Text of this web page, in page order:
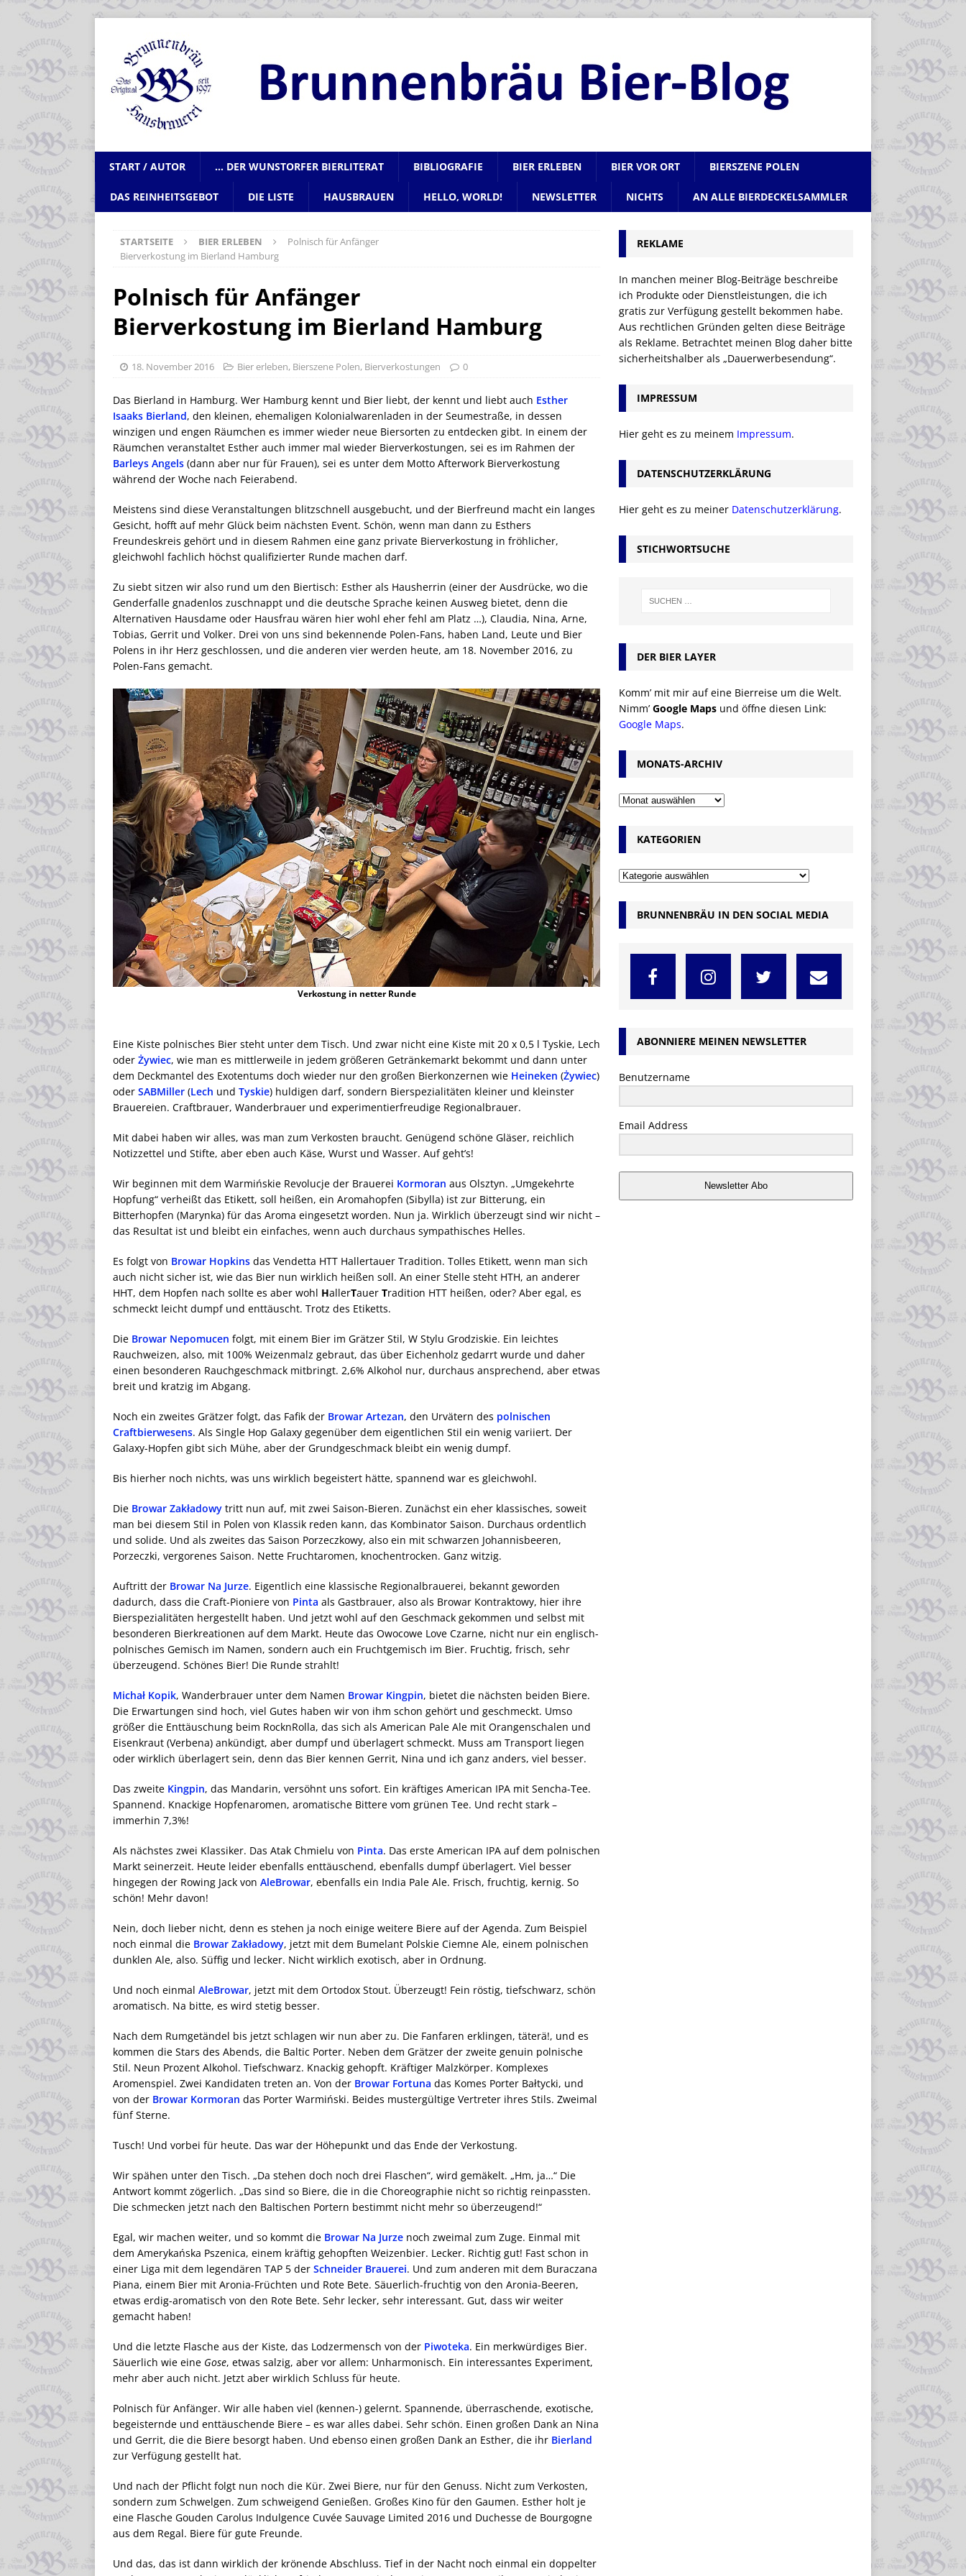
START / AUTOR … DER WUNSTORFER BIERLITERAT BIBLIOGRAFIE BIER ERLEBEN BIER VOR ORT BIERSZENE POLEN
DAS REINHEITSGEBOT DIE LISTE HAUSBRAUEN HELLO, WORLD! NEWSLETTER NICHTS AN ALLE BIERDECKELSAMMLER
STARTSEITE BIER ERLEBEN
Polnisch für Anfänger
Bierverkostung im Bierland Hamburg
Polnisch für Anfänger
Bierverkostung im Bierland Hamburg
18. November 2016 Bier erleben, Bierszene Polen, Bierverkostungen 0
Das Bierland in Hamburg. Wer Hamburg kennt und Bier liebt, der kennt und liebt auch Esther
Isaaks Bierland, den kleinen, ehemaligen Kolonialwarenladen in der Seumestraße, in dessen
winzigen und engen Räumchen es immer wieder neue Biersorten zu entdecken gibt. In einem der
Räumchen veranstaltet Esther auch immer mal wieder Bierverkostungen, sei es im Rahmen der
Barleys Angels (dann aber nur für Frauen), sei es unter dem Motto Afterwork Bierverkostung
während der Woche nach Feierabend.
Meistens sind diese Veranstaltungen blitzschnell ausgebucht, und der Bierfreund macht ein langes
Gesicht, hofft auf mehr Glück beim nächsten Event. Schön, wenn man dann zu Esthers
Freundeskreis gehört und in diesem Rahmen eine ganz private Bierverkostung in fröhlicher,
gleichwohl fachlich höchst qualifizierter Runde machen darf.
Zu siebt sitzen wir also rund um den Biertisch: Esther als Hausherrin (einer der Ausdrücke, wo die
Genderfalle gnadenlos zuschnappt und die deutsche Sprache keinen Ausweg bietet, denn die
Alternativen Hausdame oder Hausfrau wären hier wohl eher fehl am Platz …), Claudia, Nina, Arne,
Tobias, Gerrit und Volker. Drei von uns sind bekennende Polen-Fans, haben Land, Leute und Bier
Polens in ihr Herz geschlossen, und die anderen vier werden heute, am 18. November 2016, zu
Polen-Fans gemacht.
Verkostung in netter Runde
Eine Kiste polnisches Bier steht unter dem Tisch. Und zwar nicht eine Kiste mit 20 x 0,5 l Tyskie, Lech
oder Żywiec, wie man es mittlerweile in jedem größeren Getränkemarkt bekommt und dann unter
dem Deckmantel des Exotentums doch wieder nur den großen Bierkonzernen wie Heineken (Żywiec)
oder SABMiller (Lech und Tyskie) huldigen darf, sondern Bierspezialitäten kleiner und kleinster
Brauereien. Craftbrauer, Wanderbrauer und experimentierfreudige Regionalbrauer.
Mit dabei haben wir alles, was man zum Verkosten braucht. Genügend schöne Gläser, reichlich
Notizzettel und Stifte, aber eben auch Käse, Wurst und Wasser. Auf geht’s!
Wir beginnen mit dem Warmińskie Revolucje der Brauerei Kormoran aus Olsztyn. „Umgekehrte
Hopfung“ verheißt das Etikett, soll heißen, ein Aromahopfen (Sibylla) ist zur Bitterung, ein
Bitterhopfen (Marynka) für das Aroma eingesetzt worden. Nun ja. Wirklich überzeugt sind wir nicht –
das Resultat ist und bleibt ein einfaches, wenn auch durchaus sympathisches Helles.
Es folgt von Browar Hopkins das Vendetta HTT Hallertauer Tradition. Tolles Etikett, wenn man sich
auch nicht sicher ist, wie das Bier nun wirklich heißen soll. An einer Stelle steht HTH, an anderer
HHT, dem Hopfen nach sollte es aber wohl HallerTauer Tradition HTT heißen, oder? Aber egal, es
schmeckt leicht dumpf und enttäuscht. Trotz des Etiketts.
Die Browar Nepomucen folgt, mit einem Bier im Grätzer Stil, W Stylu Grodziskie. Ein leichtes
Rauchweizen, also, mit 100% Weizenmalz gebraut, das über Eichenholz gedarrt wurde und daher
einen besonderen Rauchgeschmack mitbringt. 2,6% Alkohol nur, durchaus ansprechend, aber etwas
breit und kratzig im Abgang.
Noch ein zweites Grätzer folgt, das Fafik der Browar Artezan, den Urvätern des polnischen
Craftbierwesens. Als Single Hop Galaxy gegenüber dem eigentlichen Stil ein wenig variiert. Der
Galaxy-Hopfen gibt sich Mühe, aber der Grundgeschmack bleibt ein wenig dumpf.
Bis hierher noch nichts, was uns wirklich begeistert hätte, spannend war es gleichwohl.
Die Browar Zakładowy tritt nun auf, mit zwei Saison-Bieren. Zunächst ein eher klassisches, soweit
man bei diesem Stil in Polen von Klassik reden kann, das Kombinator Saison. Durchaus ordentlich
und solide. Und als zweites das Saison Porzeczkowy, also ein mit schwarzen Johannisbeeren,
Porzeczki, vergorenes Saison. Nette Fruchtaromen, knochentrocken. Ganz witzig.
Auftritt der Browar Na Jurze. Eigentlich eine klassische Regionalbrauerei, bekannt geworden
dadurch, dass die Craft-Pioniere von Pinta als Gastbrauer, also als Browar Kontraktowy, hier ihre
Bierspezialitäten hergestellt haben. Und jetzt wohl auf den Geschmack gekommen und selbst mit
besonderen Bierkreationen auf dem Markt. Heute das Owocowe Love Czarne, nicht nur ein englisch-
polnisches Gemisch im Namen, sondern auch ein Fruchtgemisch im Bier. Fruchtig, frisch, sehr
überzeugend. Schönes Bier! Die Runde strahlt!
Michał Kopik, Wanderbrauer unter dem Namen Browar Kingpin, bietet die nächsten beiden Biere.
Die Erwartungen sind hoch, viel Gutes haben wir von ihm schon gehört und geschmeckt. Umso
größer die Enttäuschung beim RocknRolla, das sich als American Pale Ale mit Orangenschalen und
Eisenkraut (Verbena) ankündigt, aber dumpf und überlagert schmeckt. Muss am Transport liegen
oder wirklich überlagert sein, denn das Bier kennen Gerrit, Nina und ich ganz anders, viel besser.
Das zweite Kingpin, das Mandarin, versöhnt uns sofort. Ein kräftiges American IPA mit Sencha-Tee.
Spannend. Knackige Hopfenaromen, aromatische Bittere vom grünen Tee. Und recht stark –
immerhin 7,3%!
Als nächstes zwei Klassiker. Das Atak Chmielu von Pinta. Das erste American IPA auf dem polnischen
Markt seinerzeit. Heute leider ebenfalls enttäuschend, ebenfalls dumpf überlagert. Viel besser
hingegen der Rowing Jack von AleBrowar, ebenfalls ein India Pale Ale. Frisch, fruchtig, kernig. So
schön! Mehr davon!
Nein, doch lieber nicht, denn es stehen ja noch einige weitere Biere auf der Agenda. Zum Beispiel
noch einmal die Browar Zakładowy, jetzt mit dem Bumelant Polskie Ciemne Ale, einem polnischen
dunklen Ale, also. Süffig und lecker. Nicht wirklich exotisch, aber in Ordnung.
Und noch einmal AleBrowar, jetzt mit dem Ortodox Stout. Überzeugt! Fein röstig, tiefschwarz, schön
aromatisch. Na bitte, es wird stetig besser.
Nach dem Rumgetändel bis jetzt schlagen wir nun aber zu. Die Fanfaren erklingen, täterä!, und es
kommen die Stars des Abends, die Baltic Porter. Neben dem Grätzer der zweite genuin polnische
Stil. Neun Prozent Alkohol. Tiefschwarz. Knackig gehopft. Kräftiger Malzkörper. Komplexes
Aromenspiel. Zwei Kandidaten treten an. Von der Browar Fortuna das Komes Porter Bałtycki, und
von der Browar Kormoran das Porter Warmiński. Beides mustergültige Vertreter ihres Stils. Zweimal
fünf Sterne.
Tusch! Und vorbei für heute. Das war der Höhepunkt und das Ende der Verkostung.
Wir spähen unter den Tisch. „Da stehen doch noch drei Flaschen“, wird gemäkelt. „Hm, ja…“ Die
Antwort kommt zögerlich. „Das sind so Biere, die in die Choreographie nicht so richtig reinpassten.
Die schmecken jetzt nach den Baltischen Portern bestimmt nicht mehr so überzeugend!“
Egal, wir machen weiter, und so kommt die Browar Na Jurze noch zweimal zum Zuge. Einmal mit
dem Amerykańska Pszenica, einem kräftig gehopften Weizenbier. Lecker. Richtig gut! Fast schon in
einer Liga mit dem legendären TAP 5 der Schneider Brauerei. Und zum anderen mit dem Buraczana
Piana, einem Bier mit Aronia-Früchten und Rote Bete. Säuerlich-fruchtig von den Aronia-Beeren,
etwas erdig-aromatisch von den Rote Bete. Sehr lecker, sehr interessant. Gut, dass wir weiter
gemacht haben!
Und die letzte Flasche aus der Kiste, das Lodzermensch von der Piwoteka. Ein merkwürdiges Bier.
Säuerlich wie eine Gose, etwas salzig, aber vor allem: Unharmonisch. Ein interessantes Experiment,
mehr aber auch nicht. Jetzt aber wirklich Schluss für heute.
Polnisch für Anfänger. Wir alle haben viel (kennen-) gelernt. Spannende, überraschende, exotische,
begeisternde und enttäuschende Biere – es war alles dabei. Sehr schön. Einen großen Dank an Nina
und Gerrit, die die Biere besorgt haben. Und ebenso einen großen Dank an Esther, die ihr Bierland
zur Verfügung gestellt hat.
Und nach der Pflicht folgt nun noch die Kür. Zwei Biere, nur für den Genuss. Nicht zum Verkosten,
sondern zum Schwelgen. Zum schweigend Genießen. Großes Kino für den Gaumen. Esther holt je
eine Flasche Gouden Carolus Indulgence Cuvée Sauvage Limited 2016 und Duchesse de Bourgogne
aus dem Regal. Biere für gute Freunde.
Und das, das ist dann wirklich der krönende Abschluss. Tief in der Nacht noch einmal ein doppelter
REKLAME
In manchen meiner Blog-Beiträge beschreibe
ich Produkte oder Dienstleistungen, die ich
gratis zur Verfügung gestellt bekommen habe.
Aus rechtlichen Gründen gelten diese Beiträge
als Reklame. Betrachtet meinen Blog daher bitte
sicherheitshalber als „Dauerwerbesendung“.
IMPRESSUM
Hier geht es zu meinem Impressum.
DATENSCHUTZERKLÄRUNG
Hier geht es zu meiner Datenschutzerklärung.
STICHWORTSUCHE
DER BIER LAYER
Komm’ mit mir auf eine Bierreise um die Welt.
Nimm’ Google Maps und öffne diesen Link:
Google Maps.
MONATS-ARCHIV
KATEGORIEN
BRUNNENBRÄU IN DEN SOCIAL MEDIA
ABONNIERE MEINEN NEWSLETTER
Benutzername
Email Address
Newsletter Abo